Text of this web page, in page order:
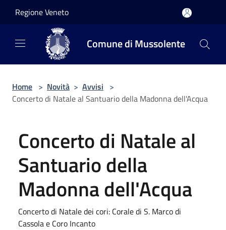
Regione Veneto
Comune di Mussolente
Home > Novità > Avvisi >
Concerto di Natale al Santuario della Madonna dell'Acqua
Concerto di Natale al
Santuario della
Madonna dell'Acqua
Concerto di Natale dei cori: Corale di S. Marco di
Cassola e Coro Incanto